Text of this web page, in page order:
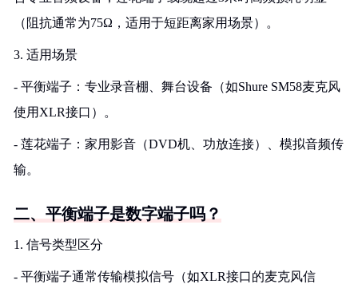
（阻抗通常为75Ω，适用于短距离家用场景）。
3. 适用场景
- 平衡端子：专业录音棚、舞台设备（如Shure SM58麦克风
使用XLR接口）。
- 莲花端子：家用影音（DVD机、功放连接）、模拟音频传
输。
二、平衡端子是数字端子吗？
1. 信号类型区分
- 平衡端子通常传输模拟信号（如XLR接口的麦克风信